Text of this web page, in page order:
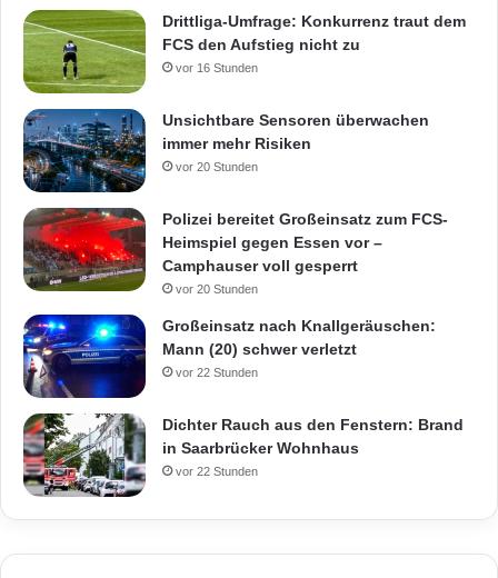
Drittliga-Umfrage: Konkurrenz traut dem
FCS den Aufstieg nicht zu
vor 16 Stunden
Unsichtbare Sensoren überwachen
immer mehr Risiken
vor 20 Stunden
Polizei bereitet Großeinsatz zum FCS-
Heimspiel gegen Essen vor –
Camphauser voll gesperrt
vor 20 Stunden
Großeinsatz nach Knallgeräuschen:
Mann (20) schwer verletzt
vor 22 Stunden
Dichter Rauch aus den Fenstern: Brand
in Saarbrücker Wohnhaus
vor 22 Stunden